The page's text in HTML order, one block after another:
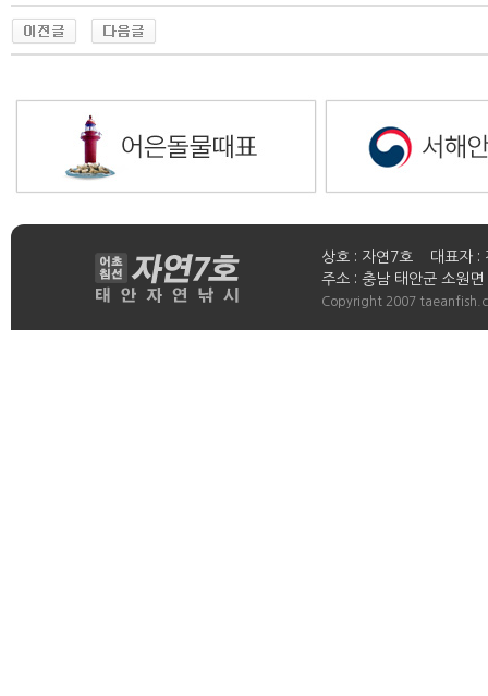
상호 : 자연7호 대표자
주소 : 충남 태안군 소원
Copyright 2007